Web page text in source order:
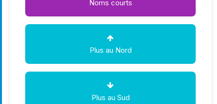
Noms courts
Plus au Nord
Plus au Sud